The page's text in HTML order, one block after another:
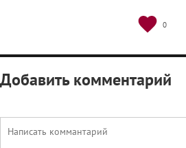
0
Добавить комментарий